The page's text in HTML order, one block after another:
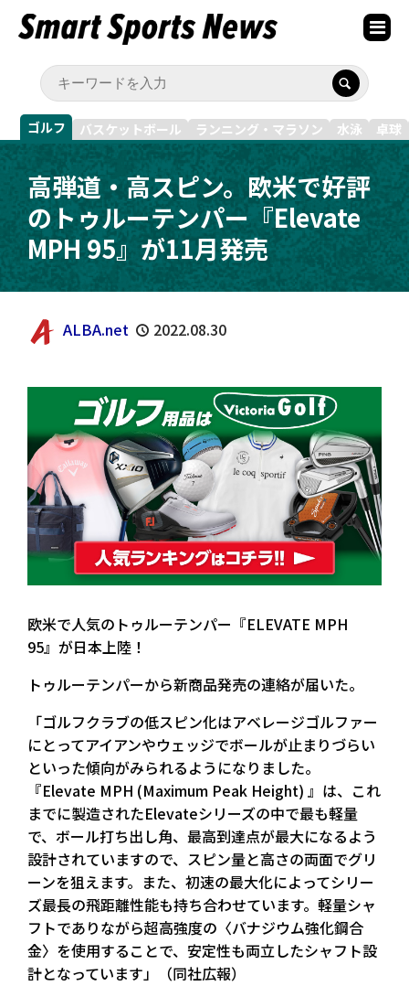
ゴルフ バスケットボール ランニング・マラソン 水泳 卓球
高弾道・高スピン。欧米で好評
のトゥルーテンパー『Elevate
MPH 95』が11月発売
ALBA.net 2022.08.30
欧米で人気のトゥルーテンパー『ELEVATE MPH
95』が日本上陸！
トゥルーテンパーから新商品発売の連絡が届いた。
「ゴルフクラブの低スピン化はアベレージゴルファー
にとってアイアンやウェッジでボールが止まりづらい
といった傾向がみられるようになりました。
『Elevate MPH (Maximum Peak Height) 』は、これ
までに製造されたElevateシリーズの中で最も軽量
で、ボール打ち出し角、最高到達点が最大になるよう
設計されていますので、スピン量と高さの両面でグリ
ーンを狙えます。また、初速の最大化によってシリー
ズ最長の飛距離性能も持ち合わせています。軽量シャ
フトでありながら超高強度の〈バナジウム強化鋼合
金〉を使用することで、安定性も両立したシャフト設
計となっています」（同社広報）